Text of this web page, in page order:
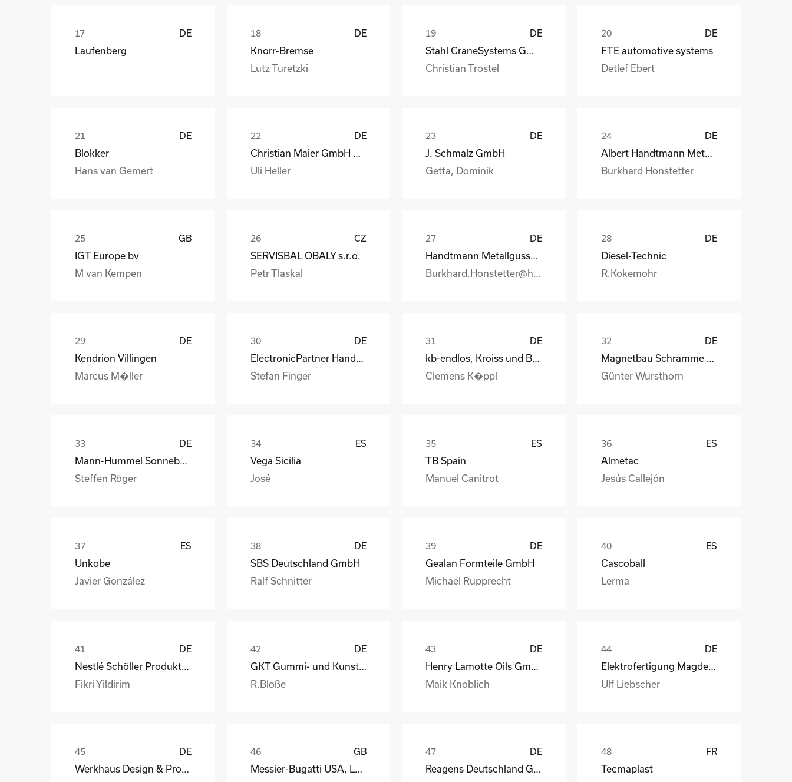
DE
Laufenberg
DE
Knorr-Bremse
Lutz Turetzki
DE
Christian Trostel
DE
FTE automotive systems
Detlef Ebert
DE
Blokker
Hans van Gemert
DE
Uli Heller
DE
J. Schmalz GmbH
Getta, Dominik
DE
Albert Handtmann Metallgusswerk
Burkhard Honstetter
GB
IGT Europe bv
M van Kempen
CZ
SERVISBAL OBALY s.r.o.
Petr Tlaskal
DE DE
Diesel-Technic
R.Kokemohr
DE
Kendrion Villingen
Marcus M�ller
DE
ElectronicPartner Handel SE
Stefan Finger
DE
kb-endlos, Kroiss und Bichler
Clemens K�ppl
DE
Magnetbau Schramme GmbH&Co.KG
Günter Wursthorn
DE
Mann-Hummel Sonneberg
Steffen Röger
ES
Vega Sicilia
José
ES
TB Spain
Manuel Canitrot
ES
Almetac
Jesús Callejón
ES
Unkobe
Javier González
DE
SBS Deutschland GmbH
Ralf Schnitter
DE
Gealan Formteile GmbH
Michael Rupprecht
ES
Cascoball
Lerma
DE
Fikri Yildirim
DE
GKT Gummi- und Kunststofftechnik Fürstenwalde Gmb
R.Bloße
DE
Maik Knoblich
DE
Elektrofertigung Magdeburg GmbH
Ulf Liebscher
DE GB DE FR
Tecmaplast